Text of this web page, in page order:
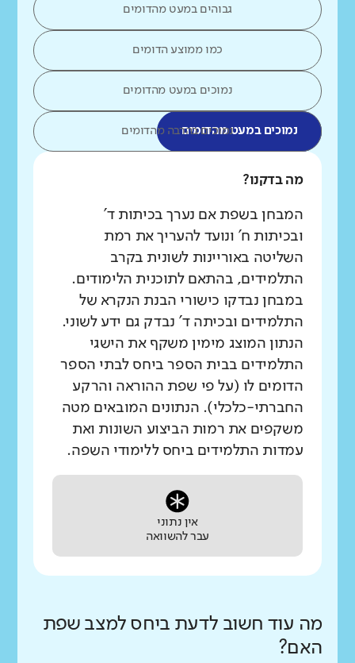
גבוהים במעט מהדומים
כמו ממוצע הדומים
נמוכים במעט מהדומים
נמוכים במעט מהדומיםנמוכים בהרבה מהדומים
מה בדקנו?
המבחן בשפת אם נערך בכיתות ד'
ובכיתות ח' ונועד להעריך את רמת
השליטה באוריינות לשונית בקרב
התלמידים, בהתאם לתוכנית הלימודים.
במבחן נבדקו כישורי הבנת הנקרא של
התלמידים ובכיתה ד' נבדק גם ידע לשוני.
הנתון המוצג מימין משקף את הישגי
התלמידים בבית הספר ביחס לבתי הספר
הדומים לו (על פי שפת ההוראה והרקע
החברתי-כלכלי). הנתונים המובאים מטה
משקפים את רמות הביצוע השונות ואת
עמדות התלמידים ביחס ללימודי השפה.
אין נתוני
עבר להשוואה
מה עוד חשוב לדעת ביחס למצב שפת
האם?